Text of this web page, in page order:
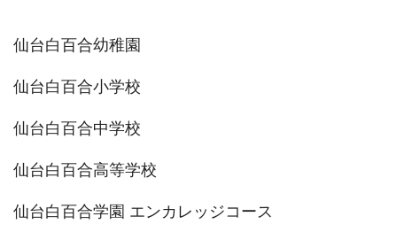
仙台白百合幼稚園
仙台白百合小学校
仙台白百合中学校
仙台白百合高等学校
仙台白百合学園 エンカレッジコース